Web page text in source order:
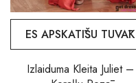
ES APSKATĪŠU TUVĀK
Izlaiduma Kleita Juliet –